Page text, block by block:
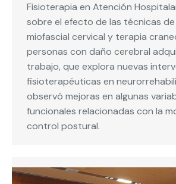
Fisioterapia en Atención
sobre el efecto de las técnicas
miofascial cervical y terapia
personas con daño cerebral
trabajo, que explora nuevas
fisioterapéuticas en
observó mejoras en algunas
funcionales relacionadas con la
control postural.